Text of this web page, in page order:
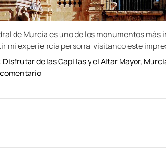
de Murcia es uno de los monumentos
mi experiencia personal visitando este
Disfrutar de las Capillas y el Altar Mayor,
o
V